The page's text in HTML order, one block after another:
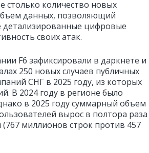
столько количество новых
данных, позволяющий
детализированные цифровые
своих атак.
F6 зафиксировали в даркнете и
250 новых случаев публичных
СНГ в 2025 году, из которых
В 2024 году в регионе было
в 2025 году суммарный объем
вырос в полтора раза
миллионов строк против 457